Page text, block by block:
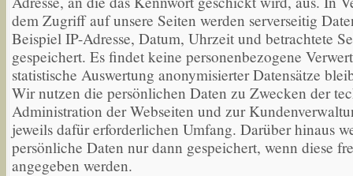
dem Zugriff auf unsere Seiten werden serverseitig
Beispiel IP-Adresse, Datum, Uhrzeit und betrachtete
gespeichert. Es findet keine personenbezogene
statistische Auswertung anonymisierter Datensätze
Wir nutzen die persönlichen Daten zu Zwecken der
Administration der Webseiten und zur
jeweils dafür erforderlichen Umfang. Darüber hinaus
persönliche Daten nur dann gespeichert, wenn diese
angegeben werden.